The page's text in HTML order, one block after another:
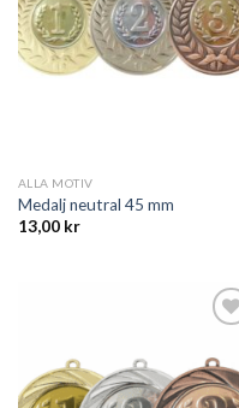
ALLA MOTIV
Medalj neutral 45 mm
13,00 kr
wishlist